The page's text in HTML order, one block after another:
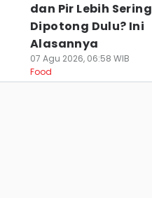
dan Pir Lebih Sering
Dipotong Dulu? Ini
Alasannya
07 Agu 2026, 06:58 WIB
Food